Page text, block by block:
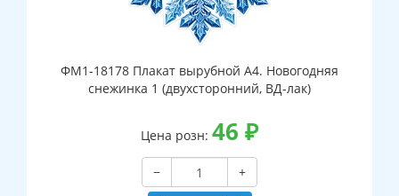
ФМ1-18178 Плакат вырубной А4. Новогодняя
снежинка 1 (двухсторонний, ВД-лак)
Цена розн: 46 ₽
−
+